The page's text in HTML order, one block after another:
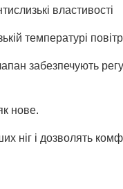
властивості
температурі
забезпечують
нове.
ніг і дозволять